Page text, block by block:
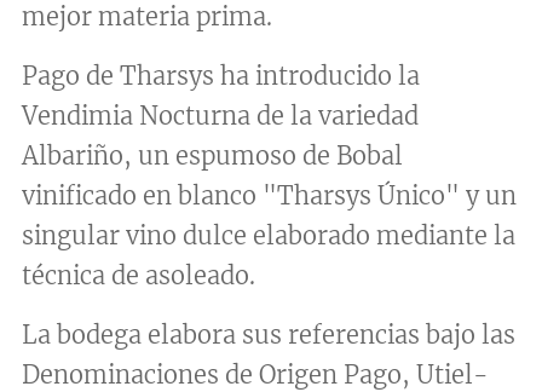
mejor materia prima.
Pago de Tharsys ha introducido la
Vendimia Nocturna de la variedad
Albariño, un espumoso de Bobal
vinificado en blanco "Tharsys Único" y un
singular vino dulce elaborado mediante la
técnica de asoleado.
La bodega elabora sus referencias bajo las
Denominaciones de Origen Pago, Utiel-